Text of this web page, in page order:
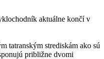
aktuálne končí v
tatranským strediskám ako sú
približne dvomi